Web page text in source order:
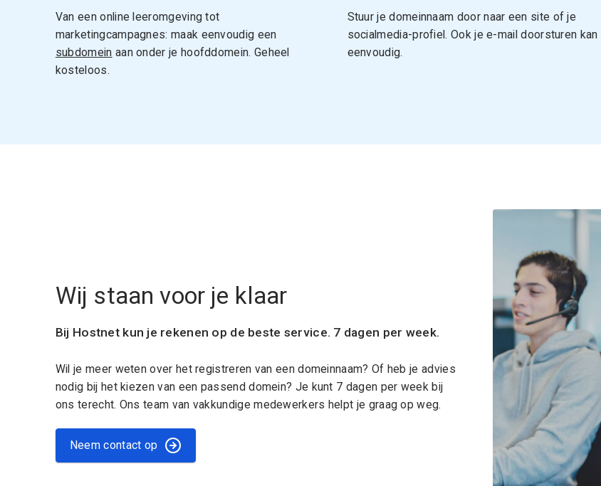
Van een online leeromgeving tot
marketingcampagnes: maak eenvoudig een
subdomein aan onder je hoofddomein. Geheel
kosteloos.
Stuur je domeinnaam door naar een site of je
socialmedia-profiel. Ook je e-mail doorsturen kan
eenvoudig.
Wij staan voor je klaar
Bij Hostnet kun je rekenen op de beste service. 7 dagen per week.
Wil je meer weten over het registreren van een domeinnaam? Of heb je advies
nodig bij het kiezen van een passend domein? Je kunt 7 dagen per week bij
ons terecht. Ons team van vakkundige medewerkers helpt je graag op weg.
Neem contact op